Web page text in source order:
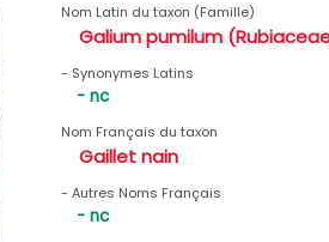
Nom Latin du taxon (Famille)
Galium pumilum
- Synonymes Latins
- nc
Nom Français du taxon
Gaillet nain
- Autres Noms Français
- nc